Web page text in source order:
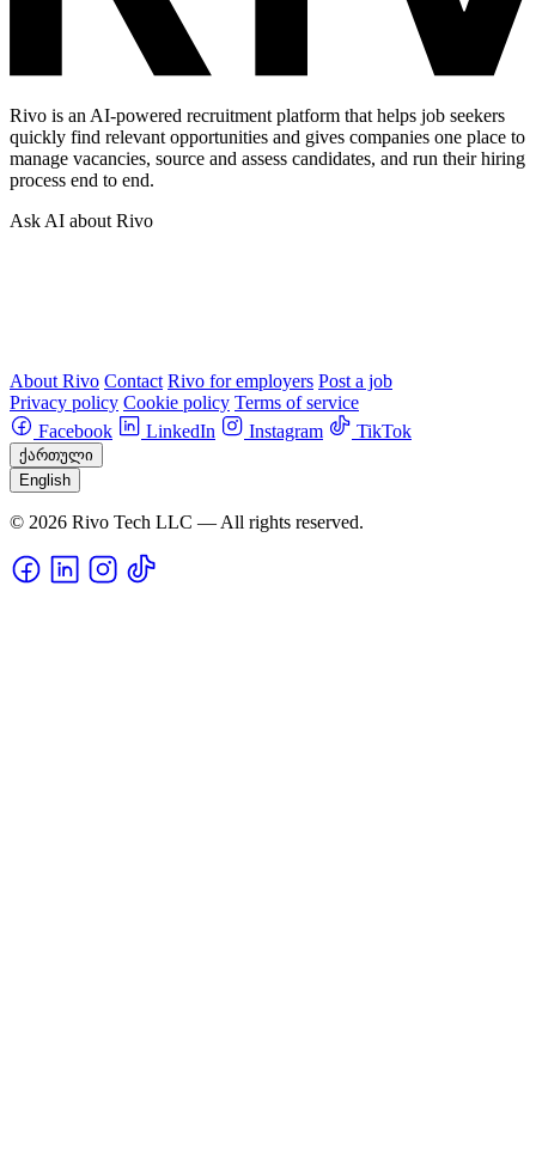
Rivo is an AI-powered recruitment platform that helps job seekers
quickly find relevant opportunities and gives companies one place to
manage vacancies, source and assess candidates, and run their hiring
process end to end.
Ask AI about Rivo
About Rivo Contact Rivo for employers Post a job
Privacy policy Cookie policy Terms of service
Facebook
LinkedIn Instagram TikTok
ქართული
English
© 2026 Rivo Tech LLC — All rights reserved.